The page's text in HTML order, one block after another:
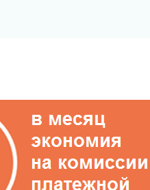
3500 компаний уже
демонстрацию
решить задачи бизнеса